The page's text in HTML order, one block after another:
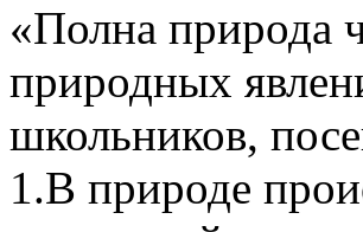
«Полна природа
природных
школьников,
1.В природе